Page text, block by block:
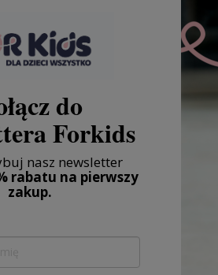
dzieciom włożenie i wyjęcie go
ustnej, co zmniejsza ryzyko
ułożenie w buzi
do
Forkids
nasz newsletter
rabatu na pierwszy
zakup.